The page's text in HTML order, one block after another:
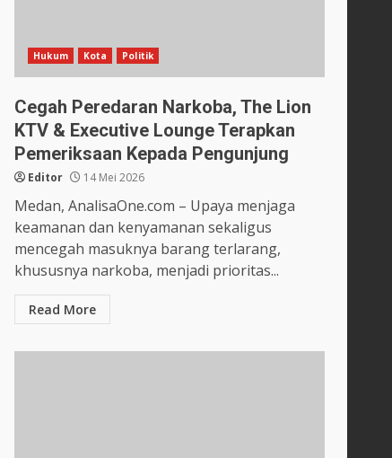
Hukum Kota Politik
Cegah Peredaran Narkoba, The Lion
KTV & Executive Lounge Terapkan
Pemeriksaan Kepada Pengunjung
Editor 14 Mei 2026
Medan, AnalisaOne.com – Upaya menjaga
keamanan dan kenyamanan sekaligus
mencegah masuknya barang terlarang,
khususnya narkoba, menjadi prioritas...
Read More